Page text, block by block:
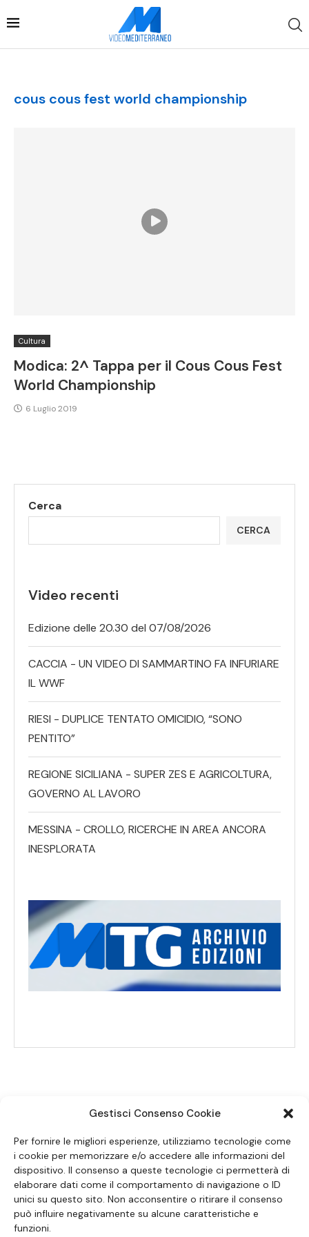
Gestisci Consenso Cookie
Per fornire le migliori esperienze, utilizziamo tecnologie come
i cookie per memorizzare e/o accedere alle informazioni del
dispositivo. Il consenso a queste tecnologie ci permetterà di
elaborare dati come il comportamento di navigazione o ID
unici su questo sito. Non acconsentire o ritirare il consenso
può influire negativamente su alcune caratteristiche e
funzioni.
cous cous fest world championship
Cultura
Modica: 2^ Tappa per il Cous Cous Fest
World Championship
6 Luglio 2019
Cerca
CERCA
Video recenti
Edizione delle 20.30 del 07/08/2026
CACCIA - UN VIDEO DI SAMMARTINO FA INFURIARE
IL WWF
RIESI - DUPLICE TENTATO OMICIDIO, “SONO
PENTITO”
REGIONE SICILIANA - SUPER ZES E AGRICOLTURA,
GOVERNO AL LAVORO
MESSINA - CROLLO, RICERCHE IN AREA ANCORA
INESPLORATA
SEGUICI SUI SOCIAL